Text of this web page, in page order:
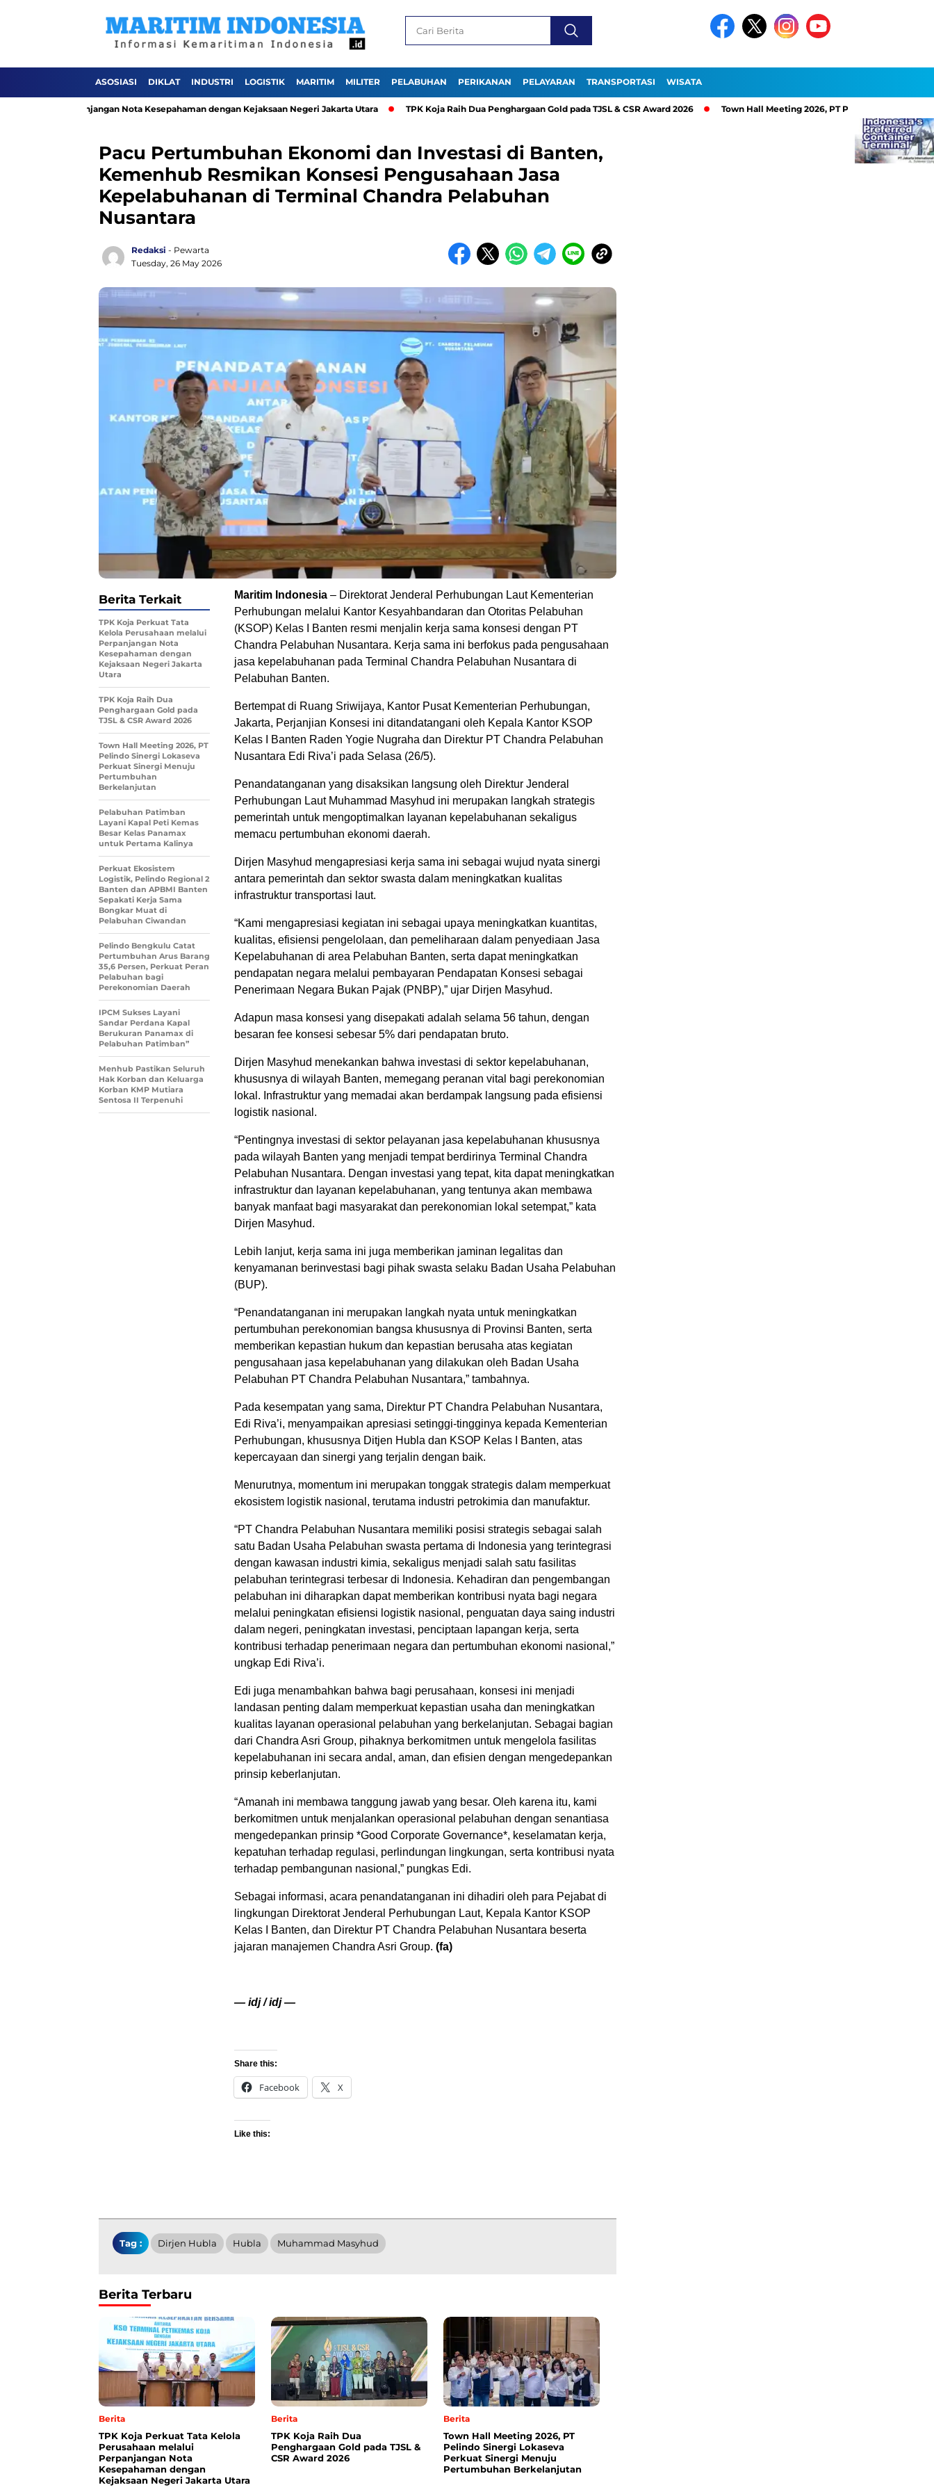
ASOSIASI DIKLAT INDUSTRI LOGISTIK MARITIM MILITER PELABUHAN PERIKANAN PELAYARAN TRANSPORTASI WISATA
Perpanjangan Nota Kesepahaman dengan Kejaksaan Negeri Jakarta Utara TPK Koja Raih Dua Penghargaan Gold pada TJSL & CSR Award 2026 Town Hall Meeting 2026, PT Pelindo Sinergi Lokaseva
Pacu Pertumbuhan Ekonomi dan Investasi di Banten,
Kemenhub Resmikan Konsesi Pengusahaan Jasa
Kepelabuhanan di Terminal Chandra Pelabuhan
Nusantara
Redaksi - Pewarta
Tuesday, 26 May 2026
Maritim Indonesia – Direktorat Jenderal Perhubungan Laut Kementerian
Perhubungan melalui Kantor Kesyahbandaran dan Otoritas Pelabuhan
(KSOP) Kelas I Banten resmi menjalin kerja sama konsesi dengan PT
Chandra Pelabuhan Nusantara. Kerja sama ini berfokus pada pengusahaan
jasa kepelabuhanan pada Terminal Chandra Pelabuhan Nusantara di
Pelabuhan Banten.
Bertempat di Ruang Sriwijaya, Kantor Pusat Kementerian Perhubungan,
Jakarta, Perjanjian Konsesi ini ditandatangani oleh Kepala Kantor KSOP
Kelas I Banten Raden Yogie Nugraha dan Direktur PT Chandra Pelabuhan
Nusantara Edi Riva’i pada Selasa (26/5).
Penandatanganan yang disaksikan langsung oleh Direktur Jenderal
Perhubungan Laut Muhammad Masyhud ini merupakan langkah strategis
pemerintah untuk mengoptimalkan layanan kepelabuhanan sekaligus
memacu pertumbuhan ekonomi daerah.
Dirjen Masyhud mengapresiasi kerja sama ini sebagai wujud nyata sinergi
antara pemerintah dan sektor swasta dalam meningkatkan kualitas
infrastruktur transportasi laut.
“Kami mengapresiasi kegiatan ini sebagai upaya meningkatkan kuantitas,
kualitas, efisiensi pengelolaan, dan pemeliharaan dalam penyediaan Jasa
Kepelabuhanan di area Pelabuhan Banten, serta dapat meningkatkan
pendapatan negara melalui pembayaran Pendapatan Konsesi sebagai
Penerimaan Negara Bukan Pajak (PNBP),” ujar Dirjen Masyhud.
Adapun masa konsesi yang disepakati adalah selama 56 tahun, dengan
besaran fee konsesi sebesar 5% dari pendapatan bruto.
Dirjen Masyhud menekankan bahwa investasi di sektor kepelabuhanan,
khususnya di wilayah Banten, memegang peranan vital bagi perekonomian
lokal. Infrastruktur yang memadai akan berdampak langsung pada efisiensi
logistik nasional.
“Pentingnya investasi di sektor pelayanan jasa kepelabuhanan khususnya
pada wilayah Banten yang menjadi tempat berdirinya Terminal Chandra
Pelabuhan Nusantara. Dengan investasi yang tepat, kita dapat meningkatkan
infrastruktur dan layanan kepelabuhanan, yang tentunya akan membawa
banyak manfaat bagi masyarakat dan perekonomian lokal setempat,” kata
Dirjen Masyhud.
Lebih lanjut, kerja sama ini juga memberikan jaminan legalitas dan
kenyamanan berinvestasi bagi pihak swasta selaku Badan Usaha Pelabuhan
(BUP).
“Penandatanganan ini merupakan langkah nyata untuk meningkatkan
pertumbuhan perekonomian bangsa khususnya di Provinsi Banten, serta
memberikan kepastian hukum dan kepastian berusaha atas kegiatan
pengusahaan jasa kepelabuhanan yang dilakukan oleh Badan Usaha
Pelabuhan PT Chandra Pelabuhan Nusantara,” tambahnya.
Pada kesempatan yang sama, Direktur PT Chandra Pelabuhan Nusantara,
Edi Riva’i, menyampaikan apresiasi setinggi-tingginya kepada Kementerian
Perhubungan, khususnya Ditjen Hubla dan KSOP Kelas I Banten, atas
kepercayaan dan sinergi yang terjalin dengan baik.
Menurutnya, momentum ini merupakan tonggak strategis dalam memperkuat
ekosistem logistik nasional, terutama industri petrokimia dan manufaktur.
“PT Chandra Pelabuhan Nusantara memiliki posisi strategis sebagai salah
satu Badan Usaha Pelabuhan swasta pertama di Indonesia yang terintegrasi
dengan kawasan industri kimia, sekaligus menjadi salah satu fasilitas
pelabuhan terintegrasi terbesar di Indonesia. Kehadiran dan pengembangan
pelabuhan ini diharapkan dapat memberikan kontribusi nyata bagi negara
melalui peningkatan efisiensi logistik nasional, penguatan daya saing industri
dalam negeri, peningkatan investasi, penciptaan lapangan kerja, serta
kontribusi terhadap penerimaan negara dan pertumbuhan ekonomi nasional,”
ungkap Edi Riva’i.
Edi juga menambahkan bahwa bagi perusahaan, konsesi ini menjadi
landasan penting dalam memperkuat kepastian usaha dan meningkatkan
kualitas layanan operasional pelabuhan yang berkelanjutan. Sebagai bagian
dari Chandra Asri Group, pihaknya berkomitmen untuk mengelola fasilitas
kepelabuhanan ini secara andal, aman, dan efisien dengan mengedepankan
prinsip keberlanjutan.
“Amanah ini membawa tanggung jawab yang besar. Oleh karena itu, kami
berkomitmen untuk menjalankan operasional pelabuhan dengan senantiasa
mengedepankan prinsip *Good Corporate Governance*, keselamatan kerja,
kepatuhan terhadap regulasi, perlindungan lingkungan, serta kontribusi nyata
terhadap pembangunan nasional,” pungkas Edi.
Sebagai informasi, acara penandatanganan ini dihadiri oleh para Pejabat di
lingkungan Direktorat Jenderal Perhubungan Laut, Kepala Kantor KSOP
Kelas I Banten, dan Direktur PT Chandra Pelabuhan Nusantara beserta
jajaran manajemen Chandra Asri Group. (fa)
— idj / idj —
Share this:
Facebook X
Like this:
Berita Terkait
TPK Koja Perkuat Tata
Kelola Perusahaan melalui
Perpanjangan Nota
Kesepahaman dengan
Kejaksaan Negeri Jakarta
Utara
TPK Koja Raih Dua
Penghargaan Gold pada
TJSL & CSR Award 2026
Town Hall Meeting 2026, PT
Pelindo Sinergi Lokaseva
Perkuat Sinergi Menuju
Pertumbuhan
Berkelanjutan
Pelabuhan Patimban
Layani Kapal Peti Kemas
Besar Kelas Panamax
untuk Pertama Kalinya
Perkuat Ekosistem
Logistik, Pelindo Regional 2
Banten dan APBMI Banten
Sepakati Kerja Sama
Bongkar Muat di
Pelabuhan Ciwandan
Pelindo Bengkulu Catat
Pertumbuhan Arus Barang
35,6 Persen, Perkuat Peran
Pelabuhan bagi
Perekonomian Daerah
IPCM Sukses Layani
Sandar Perdana Kapal
Berukuran Panamax di
Pelabuhan Patimban”
Menhub Pastikan Seluruh
Hak Korban dan Keluarga
Korban KMP Mutiara
Sentosa II Terpenuhi
Tag : Dirjen Hubla Hubla Muhammad Masyhud
Berita Terbaru
Berita
TPK Koja Perkuat Tata Kelola
Perusahaan melalui
Perpanjangan Nota
Kesepahaman dengan
Kejaksaan Negeri Jakarta Utara
Berita
TPK Koja Raih Dua
Penghargaan Gold pada TJSL &
CSR Award 2026
Berita
Town Hall Meeting 2026, PT
Pelindo Sinergi Lokaseva
Perkuat Sinergi Menuju
Pertumbuhan Berkelanjutan